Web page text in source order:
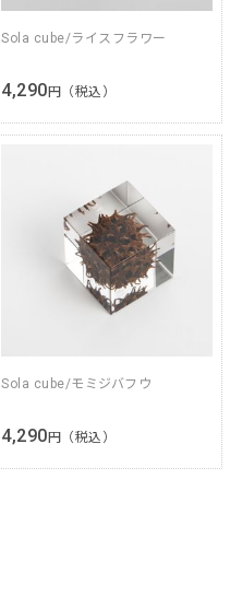
Sola cube/ライスフラワー
4,290 円（税込）
Sola cube/モミジバフウ
4,290 円（税込）